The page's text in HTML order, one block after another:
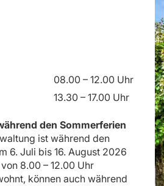
08.00 – 12.00 Uhr
13.30 – 17.00 Uhr
den Sommerferien
ist während den
6. Juli bis 16. August 2026
8.00 – 12.00 Uhr
können auch während